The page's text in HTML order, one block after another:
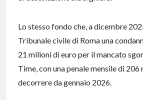
Lo stesso fondo che, a dicembre
Tribunale civile di Roma una
21 milioni di euro per il mancato
Time, con una penale mensile di 206
decorrere da gennaio 2026.